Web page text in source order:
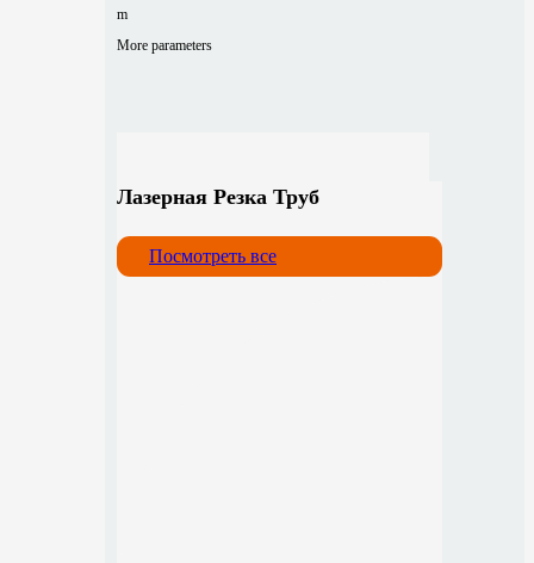
m
More parameters
Лазерная Резка Труб
Посмотреть все